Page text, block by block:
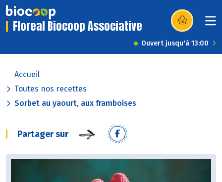
Floreal Biocoop Associative (s’ouvre dans
Ouvert jusqu'à 13:00
Accueil
Toutes nos recettes
Sorbet au yaourt, aux framboises
Partager sur